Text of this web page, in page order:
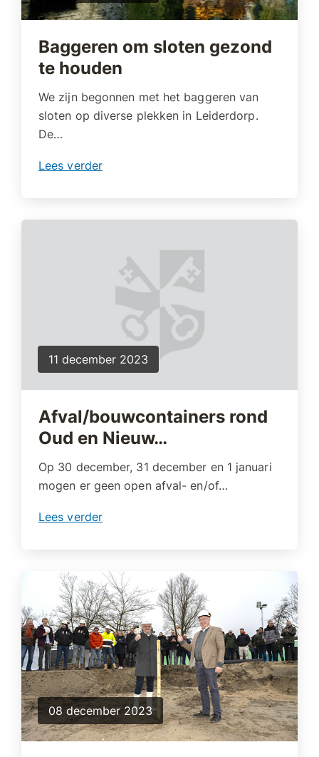
Baggeren om sloten gezond
te houden
We zijn begonnen met het baggeren van
sloten op diverse plekken in Leiderdorp.
De…
Lees verder
Afval/bouwcontainers rond
Oud en Nieuw…
11 december 2023
Op 30 december, 31 december en 1 januari
mogen er geen open afval- en/of…
Lees verder
08 december 2023